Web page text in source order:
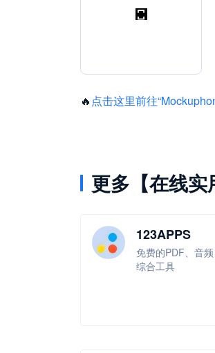
🔥 点击这里前往
更多【在线实
123APPS
免费的PDF、音
综合工具